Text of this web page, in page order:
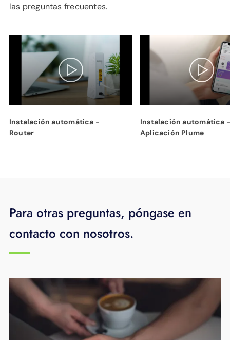
las preguntas frecuentes.
Instalación automática -
Router
Instalación automática -
Aplicación Plume
Para otras preguntas, póngase en
contacto con nosotros.